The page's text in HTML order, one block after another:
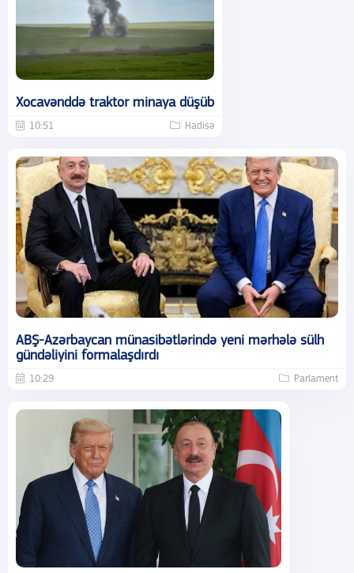
Xocavənddə traktor minaya düşüb
10:51 Hadisə
ABŞ-Azərbaycan münasibətlərində yeni mərhələ sülh
gündəliyini formalaşdırdı
10:29 Parlament